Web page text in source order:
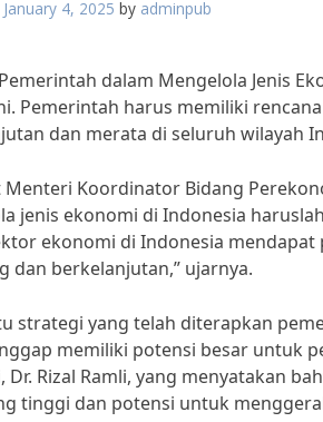
January 4, 2025 by adminpub
dalam Mengelola Jenis
Pemerintah harus memiliki
dan merata di seluruh wilayah
Koordinator Bidang
jenis ekonomi di Indonesia
ekonomi di Indonesia
dan berkelanjutan,” ujarnya.
strategi yang telah diterapkan
memiliki potensi besar untuk
Dr. Rizal Ramli, yang menyatakan
tinggi dan potensi untuk